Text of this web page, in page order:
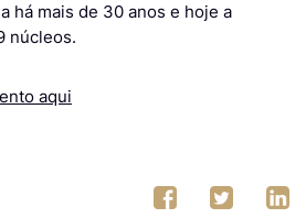
há mais de 30 anos e hoje a
núcleos.
aqui